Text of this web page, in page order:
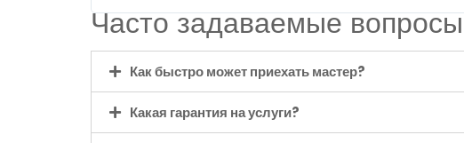
Часто задаваемые вопросы
Как быстро может приехать мастер?
Какая гарантия на услуги?